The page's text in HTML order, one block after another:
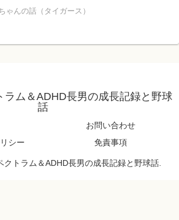
ゃんの話（タイガース）
ラム＆ADHD長男の成長記録と野球
話
お問い合わせ
シー
免責事項
トラム＆ADHD長男の成長記録と野球話.